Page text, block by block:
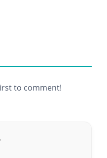
to comment!